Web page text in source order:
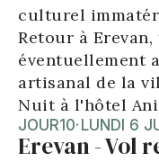
culturel
Retour à
éventuellement
artisanal de la
Nuit à l'hôtel Ani
JOUR10· LUNDI 6
Erevan - Vol